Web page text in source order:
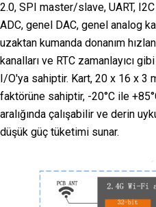
2.0, SPI master/slave, UART,
ADC, genel DAC, genel analog
uzaktan kumanda donanım
kanalları ve RTC zamanlayıcı
I/O'ya sahiptir. Kart, 20 x 16 x 3
faktörüne sahiptir, -20°C ile
aralığında çalışabilir ve derin
düşük güç tüketimi sunar.